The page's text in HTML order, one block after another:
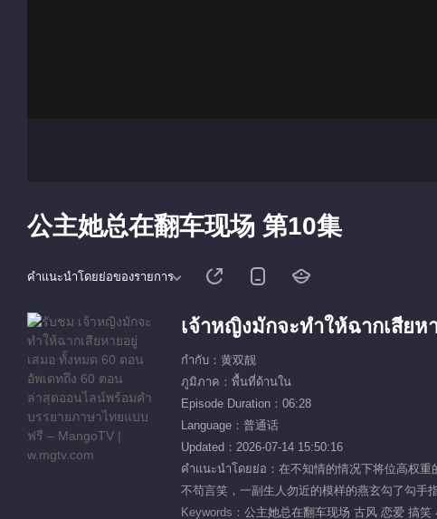
公主她总在翻车现场 第10集
คำแนะนำโดยย่อของรายการ
เจ้าหญิงมักจะทำให้ฉากเสียห
กำกับ：黄双靓
ภูมิภาค：พื้นที่ด้านใน
Episode Duration：06:28
Language：普通话
Updated：2026-07-14 15:50:16
คำแนะนำโดยย่อ：在不知情的情况下将位高权重
不苟言笑，一副生人勿近的模样的燕玄勾了勾手
Keywords： 公主她总在翻车现场 古风 恋爱 搞笑